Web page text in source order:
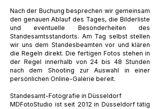
Nach der Buchung besprechen wir gemeinsam
den genauen Ablauf des Tages, die Bilderliste
und eventuelle Besonderheiten des
Standesamtsstandorts. Am Tag selbst stellen
wir uns dem Standesbeamten vor und klären
die Regeln direkt. Die fertigen Fotos stehen in
der Regel innerhalb von 24 bis 48 Stunden
nach dem Shooting zur Auswahl in einer
persönlichen Online-Galerie bereit.
Standesamt-Fotografie in Düsseldorf
MDFotoStudio ist seit 2012 in Düsseldorf tätig